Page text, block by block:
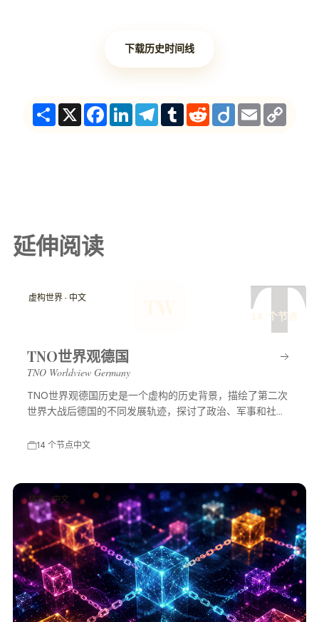
下载历史时间线
ShareX Facebook
LinkedInTelegram
TumblrRedditDiigoEmail
延伸阅读
T
虚构世界 · 中文
14 个节点
TNO世界观德国
TNO Worldview Germany
TNO世界观德国历史是一个虚构的历史背景，描绘了第二次
世界大战后德国的不同发展轨迹，探讨了政治、军事和社会
14 个节点中文
技术 · 中文